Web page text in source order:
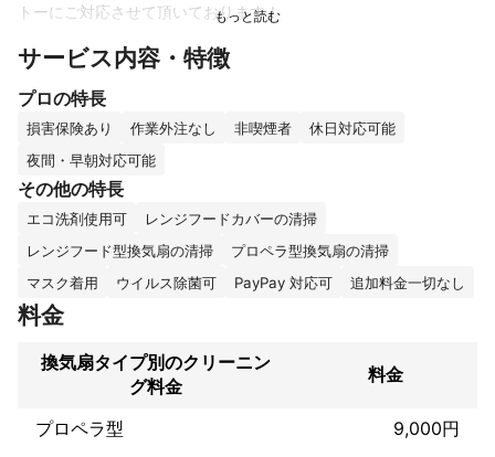
トーにご対応させて頂いております！
10年単位でお掃除出来ていないひどい汚れでなければ、2時間前後
3種類の薬剤を使い分けてピカピカに磨き上げます♪
その他オーダーメイドでサポートできますので、「これでき
■資格■
・古物商許可証 （東京都公安委員会）
古物商免許取得済み。家具組立、草刈、草むしり、不用品回収、
引越しサポート、防草シート張り、窓サッシ清掃、クリーニング
関係、レンジフード清掃、買い物代行、病院付き添いなど。
アピールポイント
予定時間内で終わるように最短最速で、一つ一つ丁寧に対応させ
て頂きます♪
サービス内容・特徴
プロの特長
損害保険あり 作業外注なし 非喫煙者
休日対応可能
夜間・早朝対応可能
その他の特長
エコ洗剤使用可
レンジフードカバーの清掃
レンジフード型換気扇の清掃
プロペラ型換気扇の清掃
マスク着用
ウイルス除菌可 PayPay 対応可 追加料金一切なし
料金
換気扇タイプ別のクリーニン
グ料金
料金
プロペラ型
9,000円